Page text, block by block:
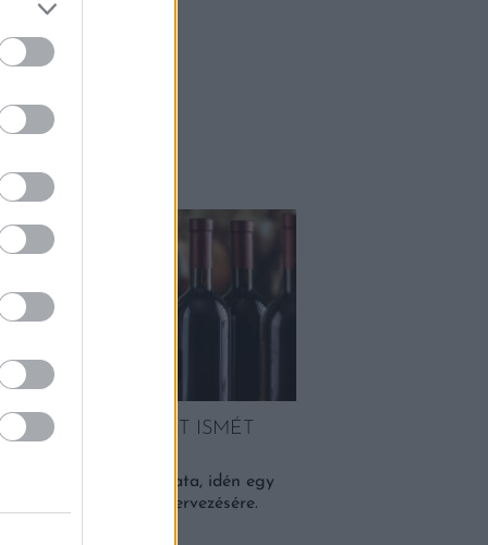
CÍMKÉJÉT ISMÉT
leghíresebb borászata, idén egy
egyedi címke megtervezésére.